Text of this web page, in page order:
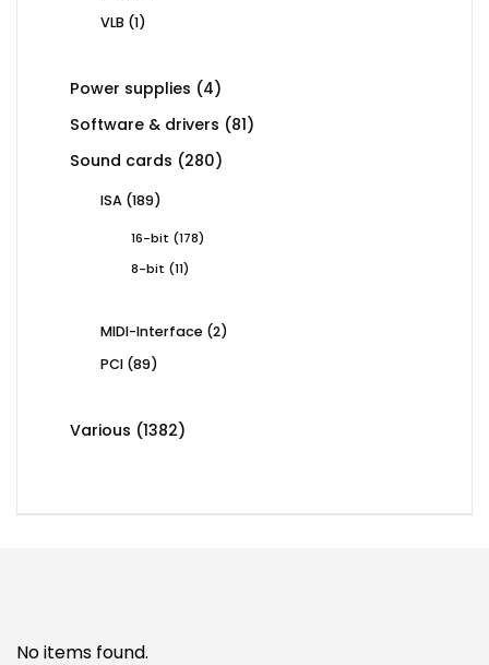
VLB 11
Power supplies 44
Software & drivers 8181
Sound cards 280280
ISA 189189
16-bit 178178
8-bit
1111
MIDI-Interface 22
PCI 8989
Various 13821382
No items found.